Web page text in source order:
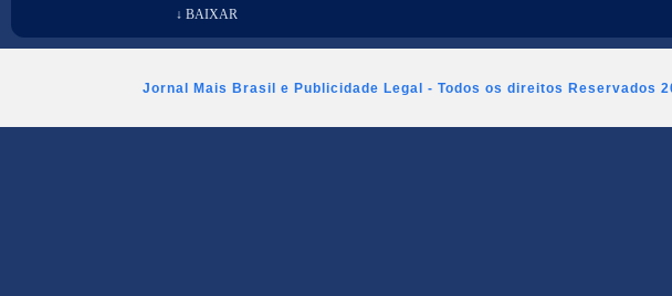
↓ BAIXAR
Jornal Mais Brasil e Publicidade Legal - Todos os direitos Reservados